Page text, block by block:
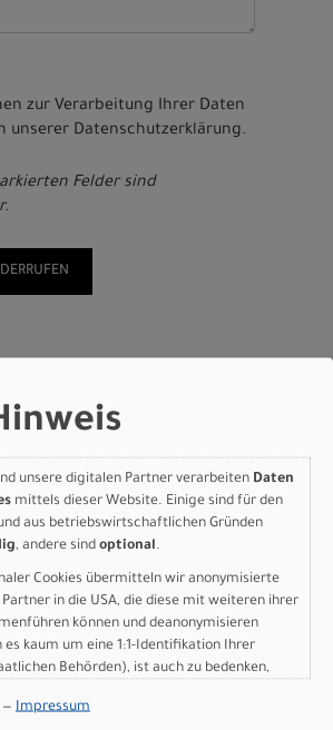
zur Verarbeitung Ihrer Daten
unserer Datenschutzerklärung.
Felder sind
unsere digitalen Partner verarbeiten Daten
mittels dieser Website. Einige sind für den
aus betriebswirtschaftlichen Gründen
, andere sind optional.
Cookies übermitteln wir anonymisierte
in die USA, die diese mit weiteren ihrer
können und deanonymisieren
kaum um eine 1:1-Identifikation Ihrer
Behörden), ist auch zu bedenken,
Union.
— Impressum